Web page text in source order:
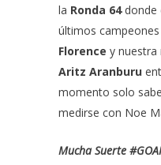
la Ronda 64donde
últimos campeones
Florence y nuestra
Aritz Aranburu
momento solo
medirse con Noe
Mucha Suerte